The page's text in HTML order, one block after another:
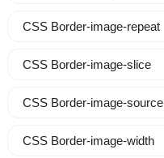
CSS Border-image-repeat
CSS Border-image-slice
CSS Border-image-source
CSS Border-image-width